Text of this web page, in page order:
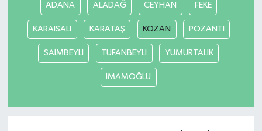
ADANA ALADAĞ CEYHAN FEKE
KARAISALI KARATAŞ KOZAN POZANTI
SAİMBEYLİ TUFANBEYLİ YUMURTALIK
İMAMOĞLU